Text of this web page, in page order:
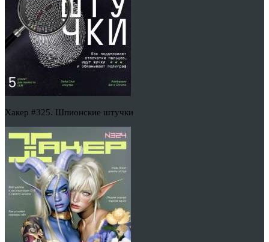
Хакер #325. Шпионские штучки